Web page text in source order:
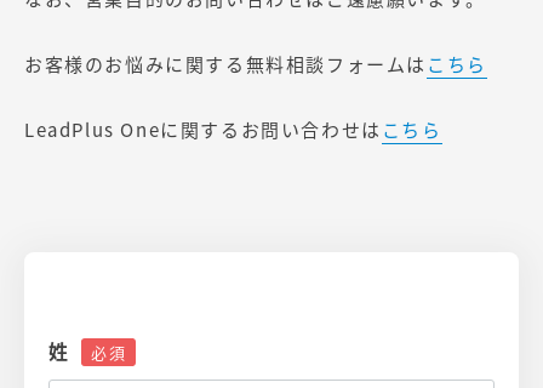
お客様のお悩みに関する無料相談フォームは こちら
LeadPlus Oneに関するお問い合わせは こちら
姓